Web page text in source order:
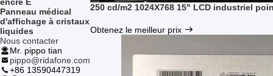
encre E
Panneau médical
d'affichage à cristaux
liquides
Nous contacter
Mr. pippo tian
pippo@ridafone.com
+86 13590447319
250 cd/m2 1024X768 15" LCD industriel
Obtenez le meilleur prix